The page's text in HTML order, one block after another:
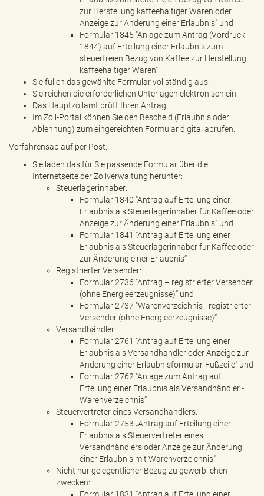
zur Herstellung kaffeehaltiger Waren oder
Anzeige zur Änderung einer Erlaubnis" und
Formular 1845 "Anlage zum Antrag (Vordruck
1844) auf Erteilung einer Erlaubnis zum
steuerfreien Bezug von Kaffee zur Herstellung
kaffeehaltiger Waren"
Sie füllen das gewählte Formular vollständig aus.
Sie reichen die erforderlichen Unterlagen elektronisch ein.
Das Hauptzollamt prüft Ihren Antrag.
Im Zoll-Portal können Sie den Bescheid (Erlaubnis oder
Ablehnung) zum eingereichten Formular digital abrufen.
Verfahrensablauf per Post:
Sie laden das für Sie passende Formular über die
Internetseite der Zollverwaltung herunter:
Steuerlagerinhaber:
Formular 1840 "Antrag auf Erteilung einer
Erlaubnis als Steuerlagerinhaber für Kaffee oder
Anzeige zur Änderung einer Erlaubnis" und
Formular 1841 "Antrag auf Erteilung einer
Erlaubnis als Steuerlagerinhaber für Kaffee oder
zur Änderung einer Erlaubnis“
Registrierter Versender:
Formular 2736 "Antrag – registrierter Versender
(ohne Energieerzeugnisse)“ und
Formular 2737 "Warenverzeichnis - registrierter
Versender (ohne Energieerzeugnisse)“
Versandhändler:
Formular 2761 "Antrag auf Erteilung einer
Erlaubnis als Versandhändler oder Anzeige zur
Änderung einer Erlaubnisformular-Fußzeile" und
Formular 2762 "Anlage zum Antrag auf
Erteilung einer Erlaubnis als Versandhändler -
Warenverzeichnis“
Steuervertreter eines Versandhändlers:
Formular 2753 „Antrag auf Erteilung einer
Erlaubnis als Steuervertreter eines
Versandhändlers oder Anzeige zur Änderung
einer Erlaubnis mit Warenverzeichnis"
Nicht nur gelegentlicher Bezug zu gewerblichen
Zwecken: